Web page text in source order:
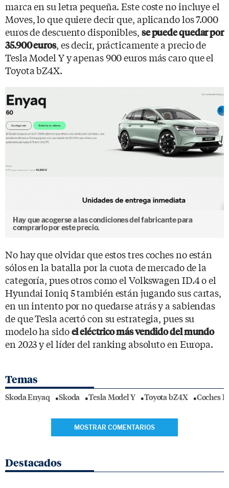
marca en su letra pequeña. Este coste no incluye el
Moves, lo que quiere decir que, aplicando los 7.000
euros de descuento disponibles, se puede quedar por
35.900 euros, es decir, prácticamente a precio de
Tesla Model Y y apenas 900 euros más caro que el
Toyota bZ4X.
Hay que acogerse a las condiciones del fabricante para
comprarlo por este precio.
No hay que olvidar que estos tres coches no están
sólos en la batalla por la cuota de mercado de la
categoría, pues otros como el Volkswagen ID.4 o el
Hyundai Ioniq 5 también están jugando sus cartas,
en un intento por no quedarse atrás y a sabiendas
de que Tesla acertó con su estrategia, pues su
modelo ha sidoel eléctrico más vendido del mundo
en 2023 y el líder del ranking absoluto en Europa.
Temas
Skoda Enyaq Skoda Tesla Model Y Toyota bZ4X Coches
MOSTRAR COMENTARIOS
Destacados